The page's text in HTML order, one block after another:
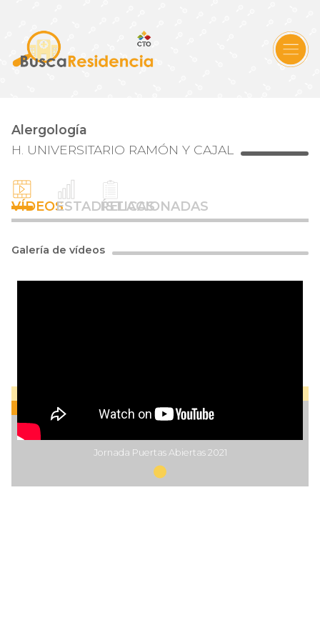
Alergología
H. UNIVERSITARIO RAMÓN Y CAJAL
VÍDEOSESTADÍSTICAS
RELACIONADAS
Galería de vídeos
Jornada Puertas Abiertas 2021